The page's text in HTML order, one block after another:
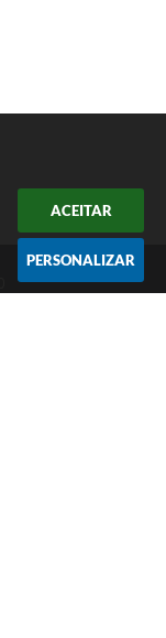
ACEITAR
PERSONALIZAR